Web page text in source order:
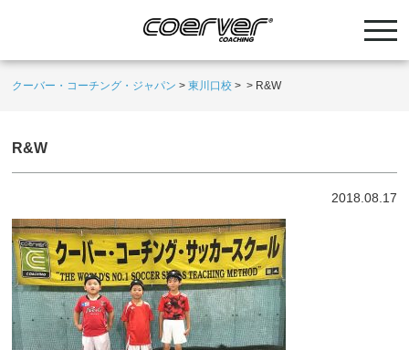
クーバー・コーチング・ジャパン >東川口校 > > R&W
R&W
2018.08.17